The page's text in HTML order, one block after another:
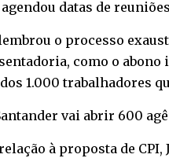
agendou datas de
o processo
como o abono
1.000 trabalhadores
vai abrir 600
à proposta de